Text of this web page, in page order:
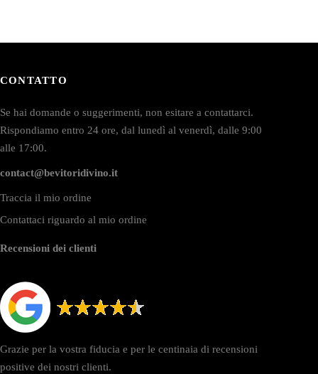
CONTATTO
Se hai domande o suggerimenti, non esitare a contattarci.
Rispondiamo entro 24 ore, dal lunedì al venerdì, dalle 9:00
alle 17:00.
contact@bevitoridivino.it
Traccia il mio ordine
Contattaci riguardo al mio ordine
Recensioni dei clienti
Grazie per la vostra fiducia e per le centinaia di recensioni
positive dei nostri clienti.